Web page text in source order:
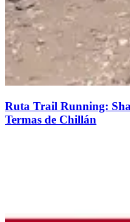
Ruta Trail Running:
Termas de Chillán